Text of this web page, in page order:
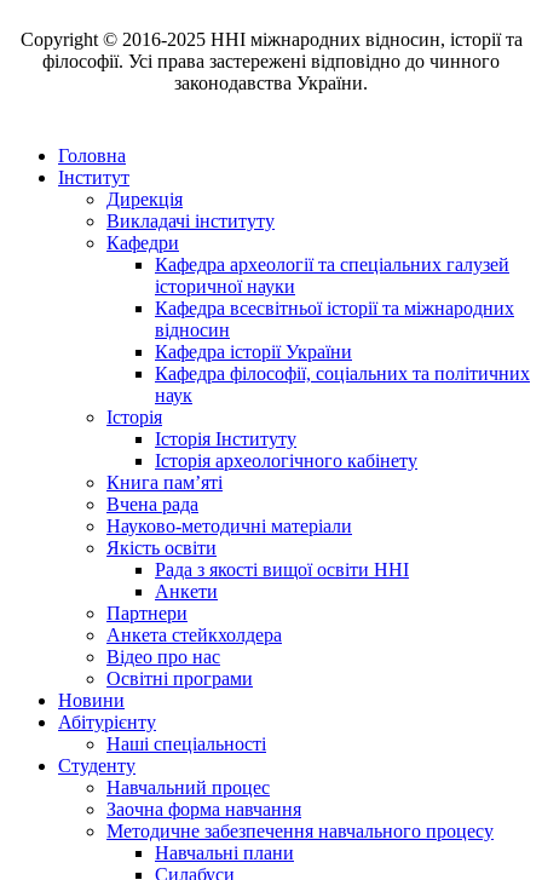
Copyright © 2016-2025 ННІ міжнародних відносин, історії та
філософії. Усі права застережені відповідно до чинного
законодавства України.
Головна
Інститут
Дирекція
Викладачі інституту
Кафедри
Кафедра археології та спеціальних галузей
історичної науки
Кафедра всесвітньої історії та міжнародних
відносин
Кафедра історії України
Кафедра філософії, соціальних та політичних
наук
Історія
Історія Інституту
Історія археологічного кабінету
Книга памʼяті
Вчена рада
Науково-методичні матеріали
Якість освіти
Рада з якості вищої освіти ННІ
Анкети
Партнери
Анкета стейкхолдера
Відео про нас
Освітні програми
Hовини
Абітурієнту
Наші спеціальності
Студенту
Навчальний процес
Заочна форма навчання
Методичне забезпечення навчального процесу
Навчальні плани
Силабуси